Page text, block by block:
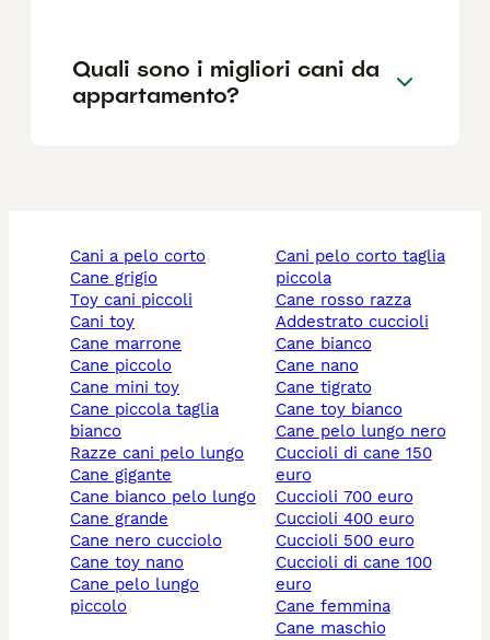
Quali sono i migliori cani da
appartamento?
cani a pelo corto
cane grigio
toy cani piccoli
cani toy
cane marrone
cane piccolo
cane mini toy
cane piccola taglia
bianco
razze cani pelo lungo
cane gigante
cane bianco pelo lungo
cane grande
cane nero cucciolo
cane toy nano
cane pelo lungo
piccolo
cani pelo corto taglia
piccola
cane rosso razza
addestrato cuccioli
cane bianco
cane nano
cane tigrato
cane toy bianco
cane pelo lungo nero
cuccioli di cane 150
euro
cuccioli 700 euro
cuccioli 400 euro
cuccioli 500 euro
cuccioli di cane 100
euro
cane femmina
cane maschio